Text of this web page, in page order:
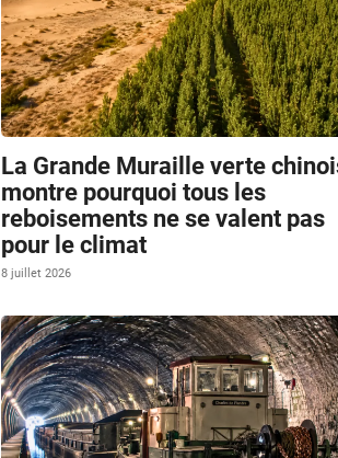
La Grande Muraille verte
montre pourquoi tous les
reboisements ne se valent pas
pour le climat
8 juillet 2026